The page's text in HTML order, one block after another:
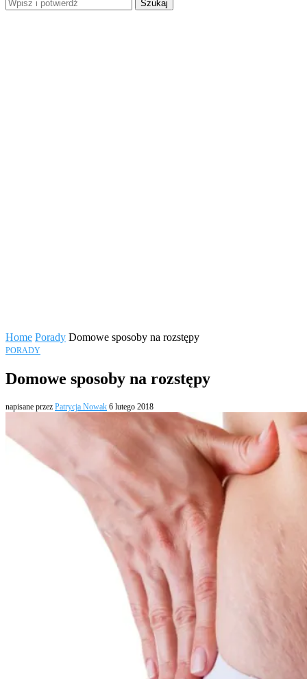
Home Porady Domowe sposoby na rozstępy
PORADY
Domowe sposoby na rozstępy
napisane przez Patrycja Nowak 6 lutego 2018